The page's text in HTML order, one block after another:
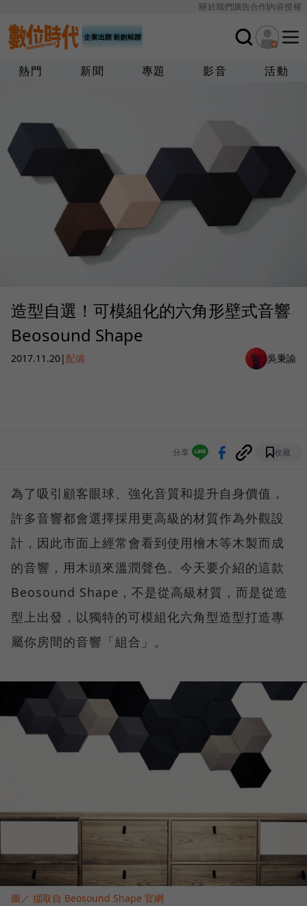
關於我們廣告合作內容授權
熱門 新聞 專題 影音 活動
造型自選！可模組化的六角形壁式音響
Beosound Shape
2017.11.20| 配備 吳秉諭
分享 收藏
為了吸引顧客眼球、強化音質和提升自身價值，
許多音響都會選擇採用更高級的材質作為外觀設
計，因此市面上經常會看到使用檜木等木製而成
的音響，用木頭來溫潤聲色。今天要介紹的這款
Beosound Shape，不是從高級材質，而是從造
型上出發，以獨特的可模組化六角型造型打造專
屬你房間的音響「組合」。
圖／ 擷取自 Beosound Shape 官網